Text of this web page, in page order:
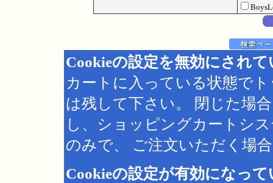
Cookieの設定を無効にされ
カートに入っている状態で
は残して下さい。 閉じた場
し、ショッピングカートシ
のみで、 ご注文いただく場
Cookieの設定が有効になっ